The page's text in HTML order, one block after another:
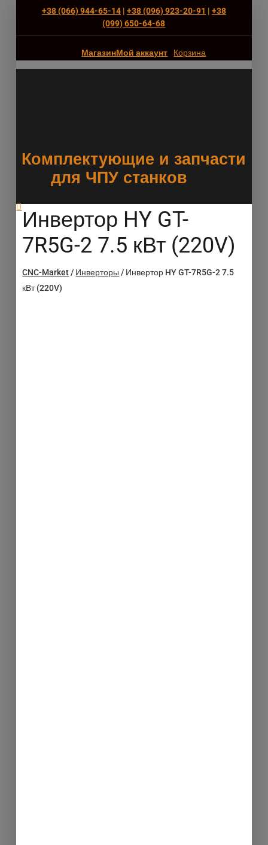
+38 (066) 944-65-14| +38 (096) 923-20-91 | +38
(‎099) 650-64-68
МагазинМой аккаунт Корзина
Комплектующие и запчасти
для ЧПУ станков
Инвертор HY GT-
7R5G-2 7.5 кВт (220V)
CNC-Market/ Инверторы / Инвертор HY GT-7R5G-2 7.5
кВт (220V)